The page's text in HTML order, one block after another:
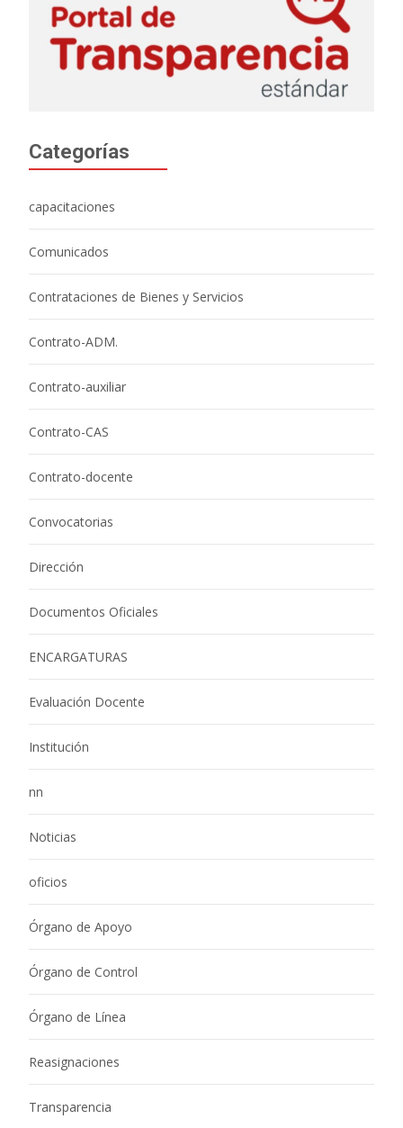
Categorías
capacitaciones
Comunicados
Contrataciones de Bienes y Servicios
Contrato-ADM.
Contrato-auxiliar
Contrato-CAS
Contrato-docente
Convocatorias
Dirección
Documentos Oficiales
ENCARGATURAS
Evaluación Docente
Institución
nn
Noticias
oficios
Órgano de Apoyo
Órgano de Control
Órgano de Línea
Reasignaciones
Transparencia